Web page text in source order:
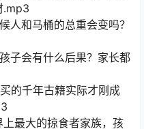
.mp3
和马桶的总重会变吗？
子会有什么后果？家长都
的千年古籍实际才刚成
最大的掠食者家族，孩